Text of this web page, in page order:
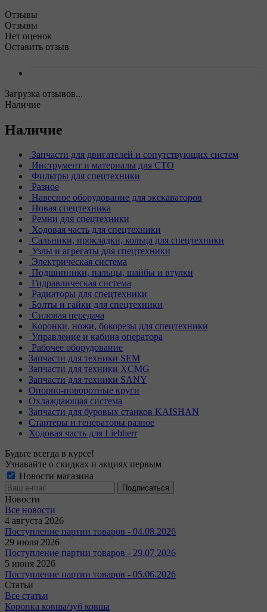
Отзывы
Отзывы
Нет оценок
Оставить отзыв
Загрузка отзывов...
Наличие
Наличие
Запчасти для двигателей и сопутствующих систем
Инструмент и материалы для СТО
Фильтры для спецтехники
Разное
Навесное оборудование для экскаваторов
Новая спецтехника
Ремни для спецтехники
Ходовая часть для спецтехники
Сальники, прокладки, кольца для спецтехники
Узлы и агрегаты для спецтехники
Электрическая система
Подшипники, пальцы, шайбы и втулки
Гидравлическая система
Радиаторы для спецтехники
Болты и гайки для спецтехники
Силовая передача
Коронки, ножи, бокорезы для спецтехники
Управление и кабина оператора
Рабочее оборудование
Запчасти для техники SEM
Запчасти для техники XCMG
Запчасти для техники SANY
Опорно-поворотные круги
Охлаждающая система
Запчасти для буровых станков KAISHAN
Стартеры и генераторы разное
Ходовая часть для Liebherr
Будьте всегда в курсе!
Узнавайте о скидках и акциях первым
Новости магазина
Новости
Все новости
4 августа 2026
Поступление партии товаров - 04.08.2026
29 июля 2026
Поступление партии товаров - 29.07.2026
5 июня 2026
Поступление партии товаров - 05.06.2026
Статьи
Все статьи
Коронка ковша/зуб ковша